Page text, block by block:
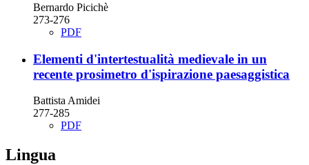
Bernardo Picichè
273-276
PDF
Elementi d'intertestualità medievale in un
recente prosimetro d'ispirazione paesaggistica
Battista Amidei
277-285
PDF
Lingua